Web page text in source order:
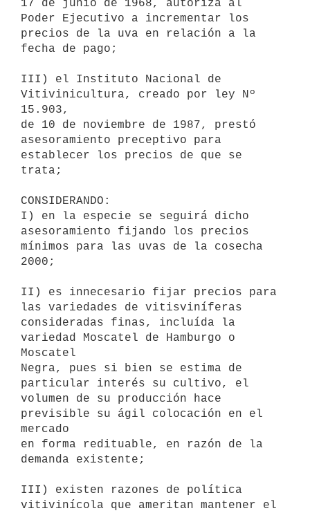
17 de junio de 1968, autoriza al
Poder Ejecutivo a incrementar los
precios de la uva en relación a la
fecha de pago;
III) el Instituto Nacional de
Vitivinicultura, creado por ley Nº
15.903,
de 10 de noviembre de 1987, prestó
asesoramiento preceptivo para
establecer los precios de que se
trata;
CONSIDERANDO:
I) en la especie se seguirá dicho
asesoramiento fijando los precios
mínimos para las uvas de la cosecha
2000;
II) es innecesario fijar precios para
las variedades de vitisviníferas
consideradas finas, incluída la
variedad Moscatel de Hamburgo o
Moscatel
Negra, pues si bien se estima de
particular interés su cultivo, el
volumen de su producción hace
previsible su ágil colocación en el
mercado
en forma redituable, en razón de la
demanda existente;
III) existen razones de política
vitivinícola que ameritan mantener el